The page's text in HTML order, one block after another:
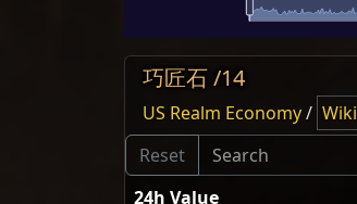
巧匠石 /14
US Realm Economy/ Wiki
24h Value